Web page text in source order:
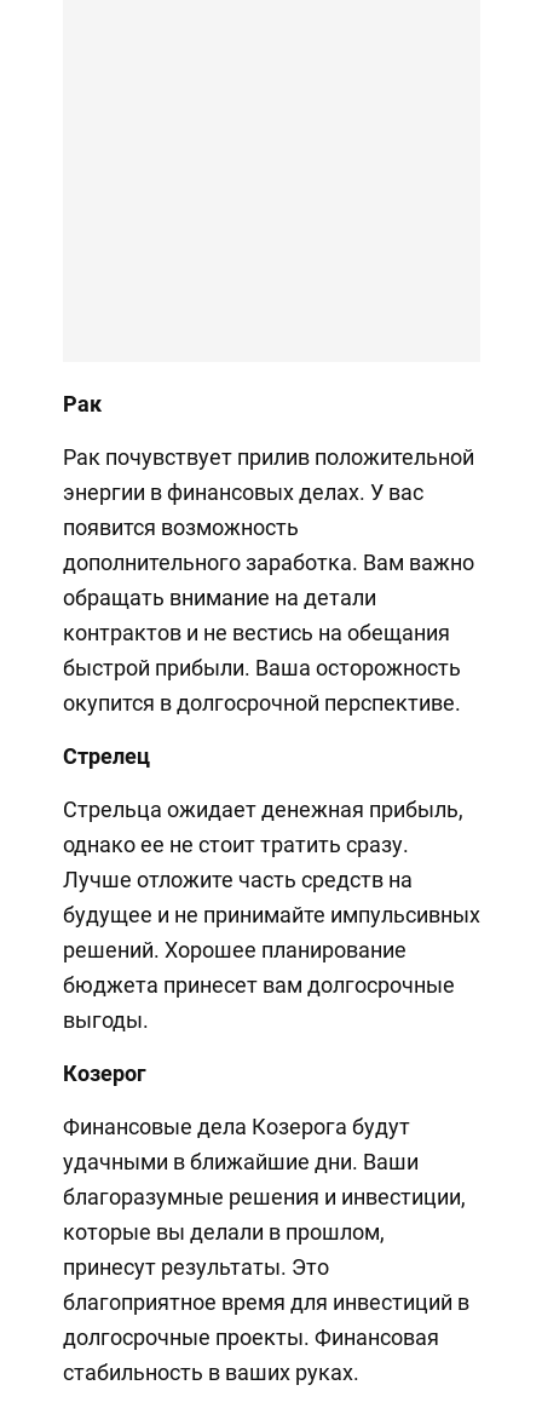
Рак
Рак почувствует прилив положительной
энергии в финансовых делах. У вас
появится возможность
дополнительного заработка. Вам важно
обращать внимание на детали
контрактов и не вестись на обещания
быстрой прибыли. Ваша осторожность
окупится в долгосрочной перспективе.
Стрелец
Стрельца ожидает денежная прибыль,
однако ее не стоит тратить сразу.
Лучше отложите часть средств на
будущее и не принимайте импульсивных
решений. Хорошее планирование
бюджета принесет вам долгосрочные
выгоды.
Козерог
Финансовые дела Козерога будут
удачными в ближайшие дни. Ваши
благоразумные решения и инвестиции,
которые вы делали в прошлом,
принесут результаты. Это
благоприятное время для инвестиций в
долгосрочные проекты. Финансовая
стабильность в ваших руках.